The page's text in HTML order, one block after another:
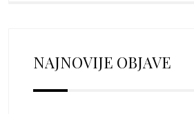
NAJNOVIJE OBJAVE